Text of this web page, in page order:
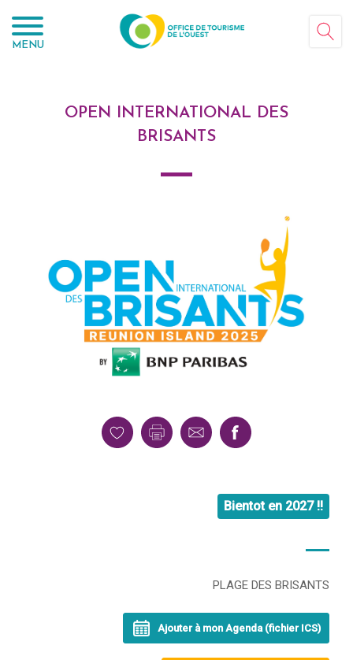
MENU
OPEN INTERNATIONAL DES
BRISANTS
Bientot en 2027 !!
PLAGE DES BRISANTS
Ajouter à mon Agenda (fichier ICS)